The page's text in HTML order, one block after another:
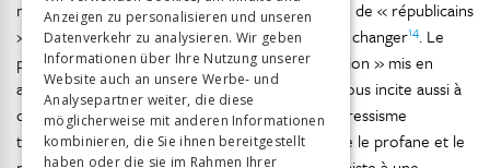
monde, tandis que l’autre (composée davantage de « républicains
», au sens de républicains des Lettres) tend à le changer14. Le
primat des valeurs et le principe de « régénération » mis en
avant par les abolitionnistes de tous horizons, nous incite aussi à
dépasser ces clivages : car la réaction et le progressisme
traversent bien évidemment les frontières entre le profane et le
ITALIAN
Anzeigen zu personalisieren und unseren
Datenverkehr zu analysieren. Wir geben
Informationen über Ihre Nutzung unserer
Website auch an unsere Werbe- und
Analysepartner weiter, die diese
möglicherweise mit anderen Informationen
kombinieren, die Sie ihnen bereitgestellt
haben oder die sie im Rahmen Ihrer